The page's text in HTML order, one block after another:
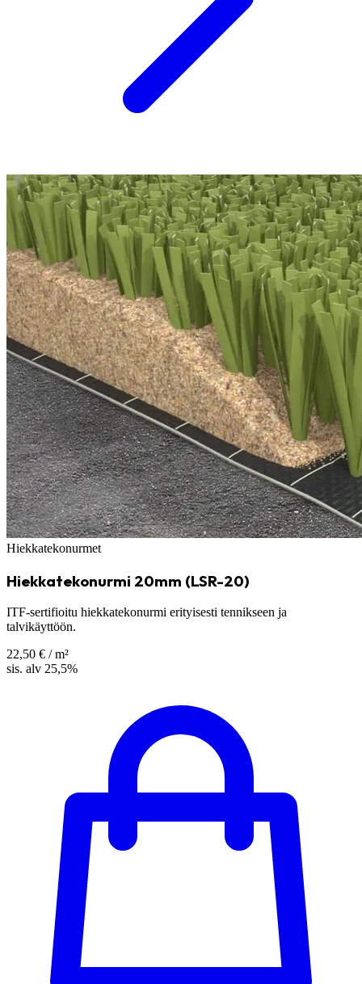
Hiekkatekonurmet
Hiekkatekonurmi 20mm (LSR-20)
ITF-sertifioitu hiekkatekonurmi erityisesti tennikseen ja
talvikäyttöön.
22,50 € / m²
sis. alv 25,5%